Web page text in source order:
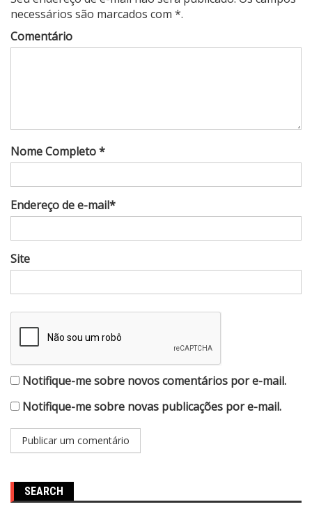
necessários são marcados com *.
Comentário
Nome Completo *
Endereço de e-mail*
Site
Notifique-me sobre novos comentários por e-mail.
Notifique-me sobre novas publicações por e-mail.
SEARCH